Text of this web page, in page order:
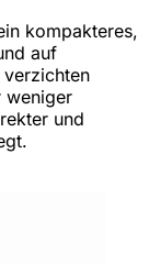
kompakteres,
auf
verzichten
weniger
und